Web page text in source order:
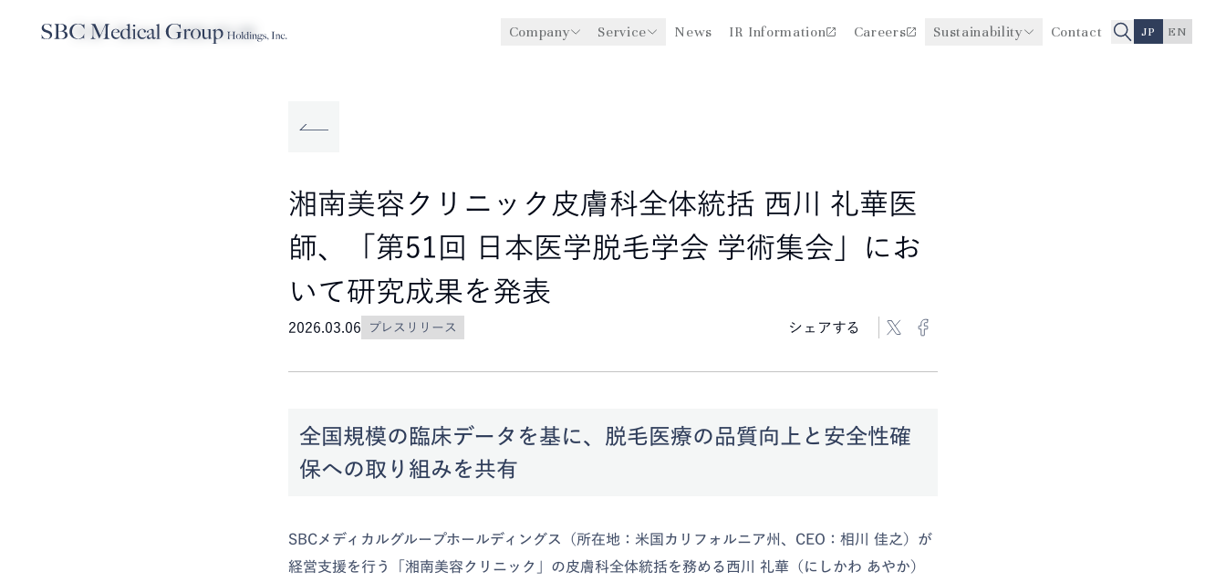
Company Service News IR Information Careers Sustainability Contact JP EN
Company
Service
Sustainability
TOP News 2026.03.06
湘南美容クリニック皮膚科全体統括 西川 礼華医
師、「第51回 日本医学脱毛学会 学術集会」にお
いて研究成果を発表
2026.03.06 プレスリリース シェアする
全国規模の臨床データを基に、脱毛医療の品質向上と安全性確
保への取り組みを共有
SBCメディカルグループホールディングス（所在地：米国カリフォルニア州、CEO：相川 佳之）が
経営支援を行う「湘南美容クリニック」の皮膚科全体統括を務める西川 礼華（にしかわ あやか）